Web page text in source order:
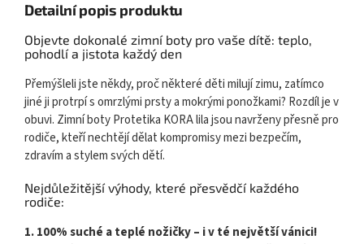
Detailní popis produktu
Objevte dokonalé zimní boty pro vaše dítě: teplo,
pohodlí a jistota každý den
Přemýšleli jste někdy, proč některé děti milují zimu, zatímco
jiné ji protrpí s omrzlými prsty a mokrými ponožkami? Rozdíl je v
obuvi. Zimní boty Protetika KORA lila jsou navrženy přesně pro
rodiče, kteří nechtějí dělat kompromisy mezi bezpečím,
zdravím a stylem svých dětí.
Nejdůležitější výhody, které přesvědčí každého
rodiče:
1. 100% suché a teplé nožičky – i v té největší vánici!